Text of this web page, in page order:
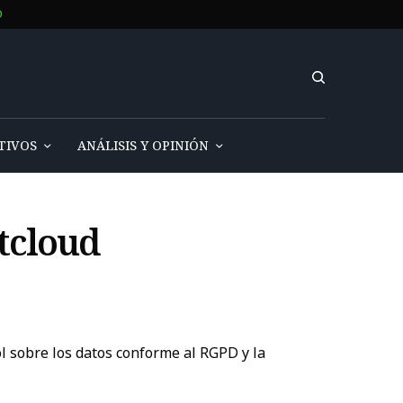
ANÁLISIS Y OPINIÓN
los datos conforme al RGPD y la